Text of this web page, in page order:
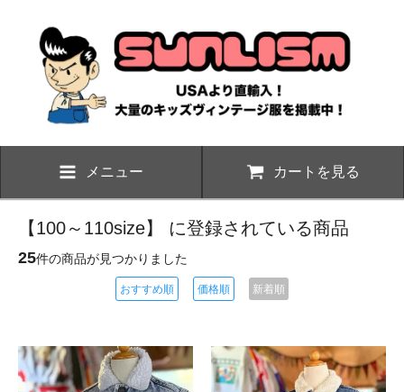
メニュー カートを見る
【100～110size】 に登録されている商品
25件の商品が見つかりました
おすすめ順 価格順 新着順